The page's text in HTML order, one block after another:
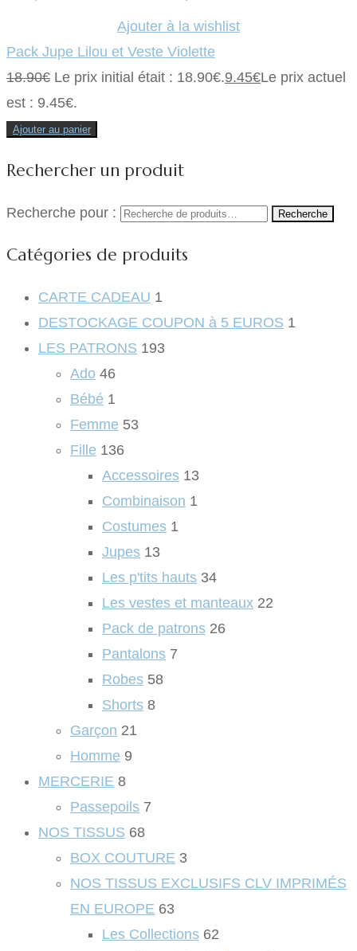
Ajouter à la wishlist
Pack Jupe Lilou et Veste Violette
18.90€ Le prix initial était : 18.90€.9.45€Le prix actuel
est : 9.45€.
Ajouter au panier
Rechercher un produit
Recherche pour : Recherche
Catégories de produits
CARTE CADEAU 1
DESTOCKAGE COUPON à 5 EUROS 1
LES PATRONS 193
Ado 46
Bébé 1
Femme 53
Fille 136
Accessoires 13
Combinaison 1
Costumes 1
Jupes 13
Les p'tits hauts 34
Les vestes et manteaux 22
Pack de patrons 26
Pantalons 7
Robes 58
Shorts 8
Garçon 21
Homme 9
MERCERIE 8
Passepoils 7
NOS TISSUS 68
BOX COUTURE 3
NOS TISSUS EXCLUSIFS CLV IMPRIMÉS
EN EUROPE 63
Les Collections 62